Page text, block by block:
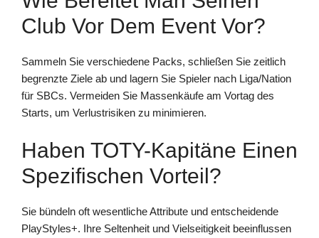
Club Vor Dem Event Vor?
Sammeln Sie verschiedene Packs, schließen Sie zeitlich
begrenzte Ziele ab und lagern Sie Spieler nach Liga/Nation
für SBCs. Vermeiden Sie Massenkäufe am Vortag des
Starts, um Verlustrisiken zu minimieren.
Haben TOTY-Kapitäne Einen
Spezifischen Vorteil?
Sie bündeln oft wesentliche Attribute und entscheidende
PlayStyles+. Ihre Seltenheit und Vielseitigkeit beeinflussen